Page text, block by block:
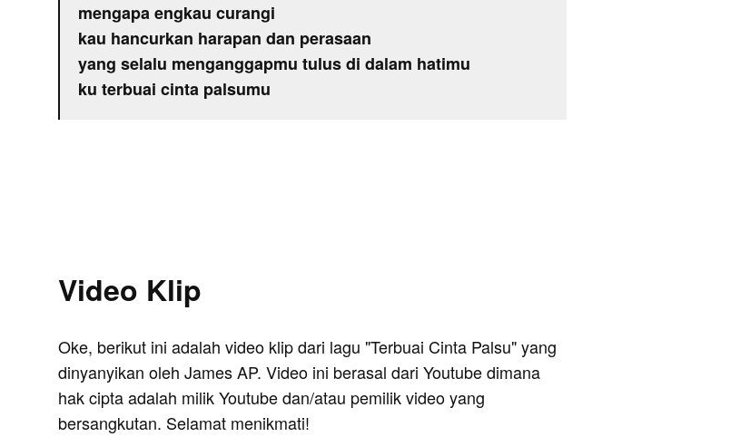
mengapa engkau curangi
kau hancurkan harapan dan perasaan
yang selalu menganggapmu tulus di dalam hatimu
ku terbuai cinta palsumu
Video Klip
Oke, berikut ini adalah video klip dari lagu "Terbuai Cinta Palsu" yang
dinyanyikan oleh James AP. Video ini berasal dari Youtube dimana
hak cipta adalah milik Youtube dan/atau pemilik video yang
bersangkutan. Selamat menikmati!